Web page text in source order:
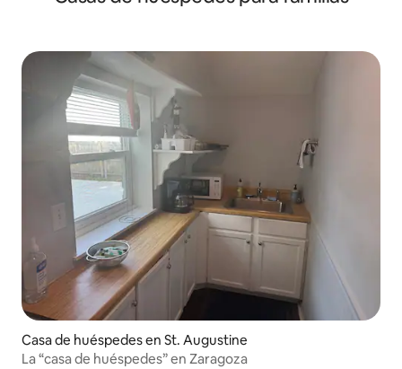
Casa de huéspedes en St. Augustine
La “casa de huéspedes” en Zaragoza